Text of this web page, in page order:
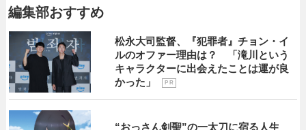
編集部おすすめ
松永大司監督、『犯罪者』チョン・イ
ルのオファー理由は？ 「滝川という
キャラクターに出会えたことは運が良
かった」
P R
“おっさん剣聖”の一太刀に宿る人生